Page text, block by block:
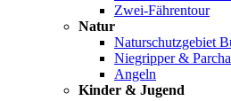
Zwei-Fährentour
Natur
Naturschutzgebiet
Niegripper &
Angeln
Kinder & Jugend